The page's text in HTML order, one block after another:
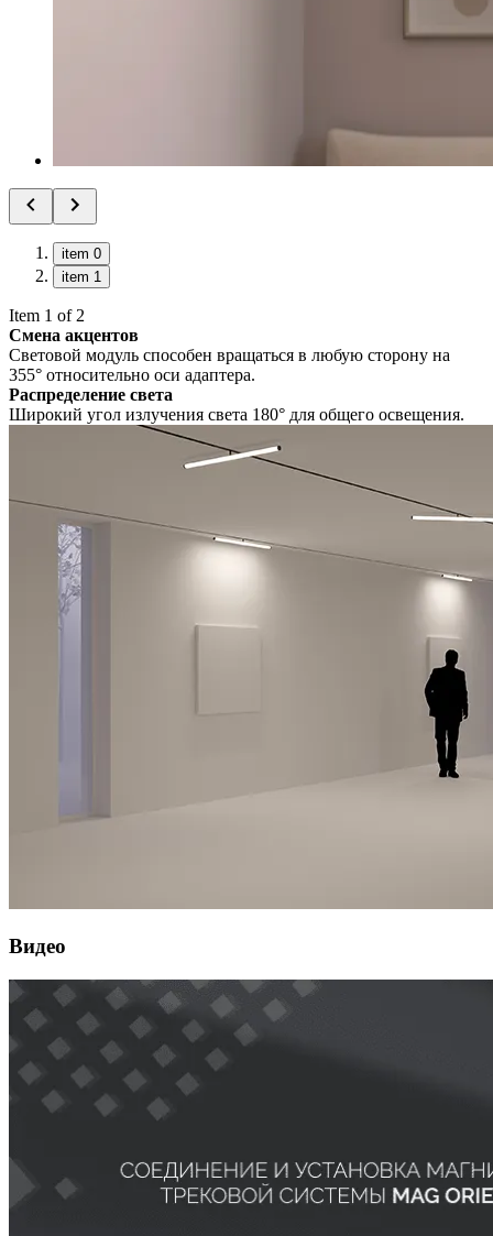
item 0
item 1
Item 1 of 2
Смена акцентов
Световой модуль способен вращаться в любую сторону на
355° относительно оси адаптера.
Распределение света
Широкий угол излучения света 180° для общего освещения.
Видео